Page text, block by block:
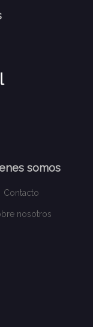
somos
Contacto
nosotros